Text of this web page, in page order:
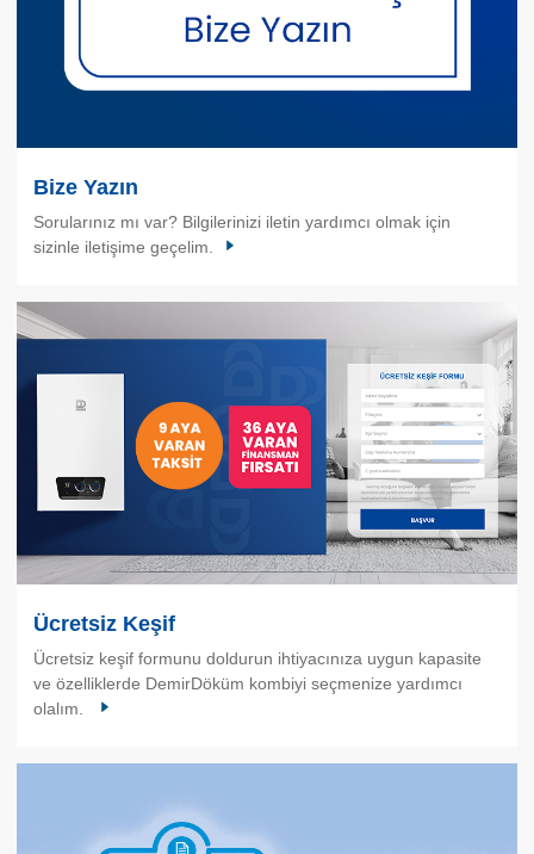
Bize Yazın
Sorularınız mı var? Bilgilerinizi iletin yardımcı olmak için
sizinle iletişime geçelim.
Ücretsiz Keşif
Ücretsiz keşif formunu doldurun ihtiyacınıza uygun kapasite
ve özelliklerde DemirDöküm kombiyi seçmenize yardımcı
olalım.